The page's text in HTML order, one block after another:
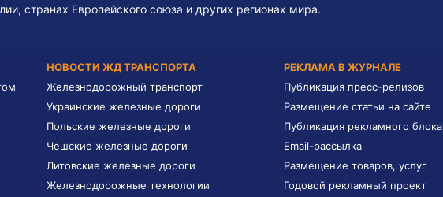
странах Европейского союза и других регионах мира.
НОВОСТИ ЖД ТРАНСПОРТА
Железнодорожный транспорт
Украинские железные дороги
Польские железные дороги
Чешские железные дороги
Литовские железные дороги
Железнодорожные технологии
РЕКЛАМА В ЖУРНАЛЕ
Публикация пресс-релизов
Размещение статьи на сайте
Публикация рекламного блока
Email-рассылка
Размещение товаров, услуг
Годовой рекламный проект